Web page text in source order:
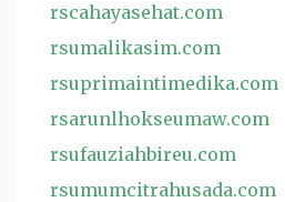
rscahayasehat.com
rsumalikasim.com
rsuprimaintimedika.com
rsarunlhokseumaw.com
rsufauziahbireu.com
rsumumcitrahusada.com